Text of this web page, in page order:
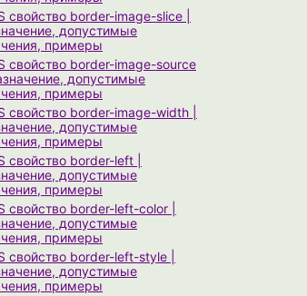
свойство border-image-slice |
допустимые
примеры
свойство border-image-source
допустимые
примеры
свойство border-image-width |
допустимые
примеры
свойство border-left |
допустимые
примеры
свойство border-left-color |
допустимые
примеры
свойство border-left-style |
допустимые
примеры